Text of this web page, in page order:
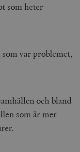
som heter
var problemet,
och bland
som är mer